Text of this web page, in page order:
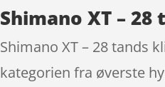
Shimano XT – 28
Shimano XT – 28 tands
kategorien fra øverste